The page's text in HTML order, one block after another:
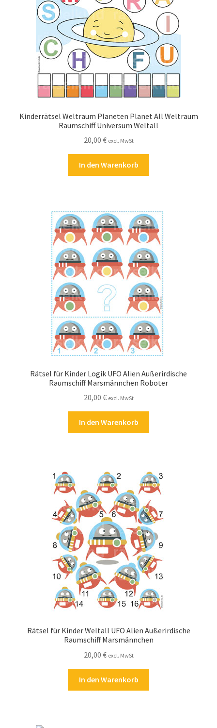
Kostenlose Rätsel
Mein Konto
Shop
Widerrufsbelehrung
Zahlungsarten
Kinderrätsel Weltraum Planeten Planet All Weltraum
Raumschiff Universum Weltall
20,00 € excl. MwSt
In den Warenkorb
Rätsel für Kinder Logik UFO Alien Außerirdische
Raumschiff Marsmännchen Roboter
20,00 € excl. MwSt
In den Warenkorb
Rätsel für Kinder Weltall UFO Alien Außerirdische
Raumschiff Marsmännchen
20,00 € excl. MwSt
In den Warenkorb